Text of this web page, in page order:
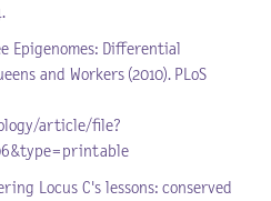
Epigenomes: Differential
and Workers (2010). PLoS
article/file?
Locus C's lessons: conserved